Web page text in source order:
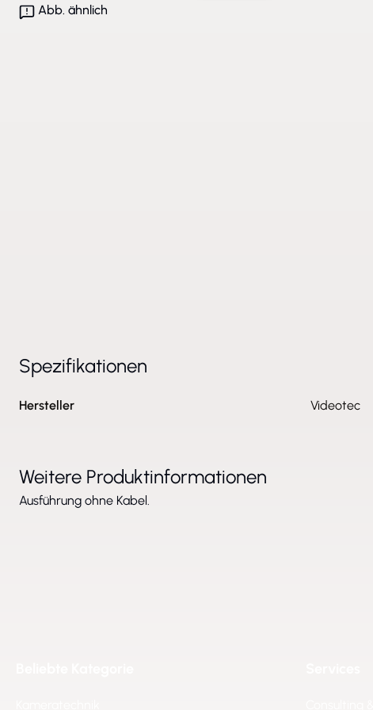
Abb. ähnlich
Spezifikationen
Hersteller Videotec
Weitere Produktinformationen
Ausführung ohne Kabel.